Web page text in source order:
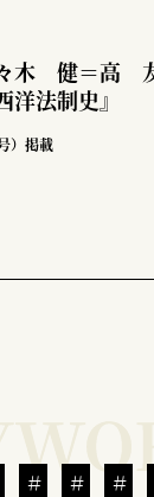
木 健＝高
法制史』
）掲載